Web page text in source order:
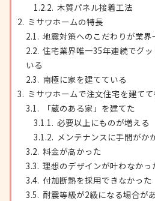
木質パネル接着工法
ミサワホームの特長
地震対策へのこだわりが業界
住宅業界唯一35年連続でグ
いる
南極に家を建てている
ミサワホームで注文住宅を建て
「蔵のある家」を建てた
必要以上にものが増える
メンテナンスに手間がか
料金が高かった
理想のデザインが叶わなかっ
付加断熱を採用できなかった
耐震等級が2級になる場合が